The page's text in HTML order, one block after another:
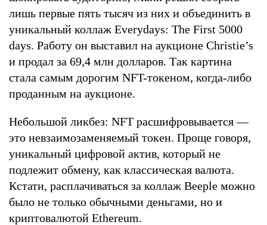
лишь первые пять тысяч из них и объединить в
уникальный коллаж Everydays: The First 5000
days. Работу он выставил на аукционе Christie’s
и продал за 69,4 млн долларов. Так картина
стала самым дорогим NFT-токеном, когда-либо
проданным на аукционе.
Небольшой ликбез: NFT расшифровывается —
это невзаимозаменяемый токен. Проще говоря,
уникальный цифровой актив, который не
подлежит обмену, как классическая валюта.
Кстати, расплачиваться за коллаж Beeple можно
было не только обычными деньгами, но и
криптовалютой Ethereum.